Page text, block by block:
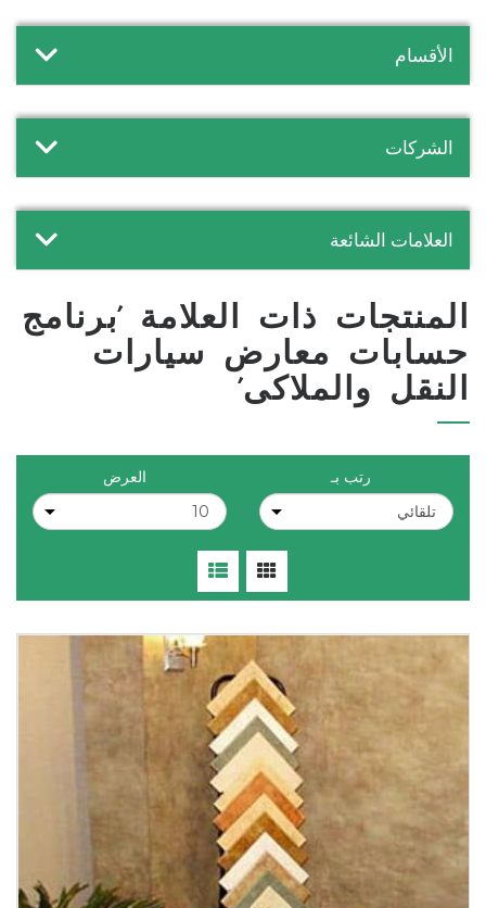
الأقسام
الشركات
العلامات الشائعة
المنتجات ذات العلامة 'برنامج
حسابات معارض سيارات
النقل والملاكى'
رتب بـ العرض